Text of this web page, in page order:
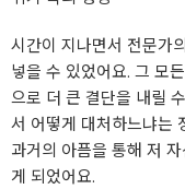
시간이 지나면서 전문가
넣을 수 있었어요. 그 모
으로 더 큰 결단을 내릴
서 어떻게 대처하느냐는
과거의 아픔을 통해 저
게 되었어요.